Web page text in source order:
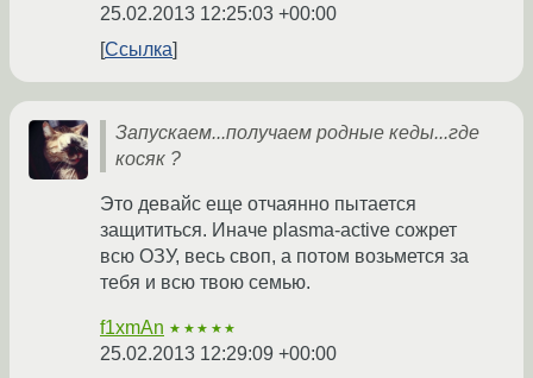
25.02.2013 12:25:03 +00:00
Ссылка
Запускаем...получаем родные кеды...где
косяк ?
Это девайс еще отчаянно пытается
защититься. Иначе plasma-active сожрет
всю ОЗУ, весь своп, а потом возьмется за
тебя и всю твою семью.
f1xmAn ★★★★★
25.02.2013 12:29:09 +00:00